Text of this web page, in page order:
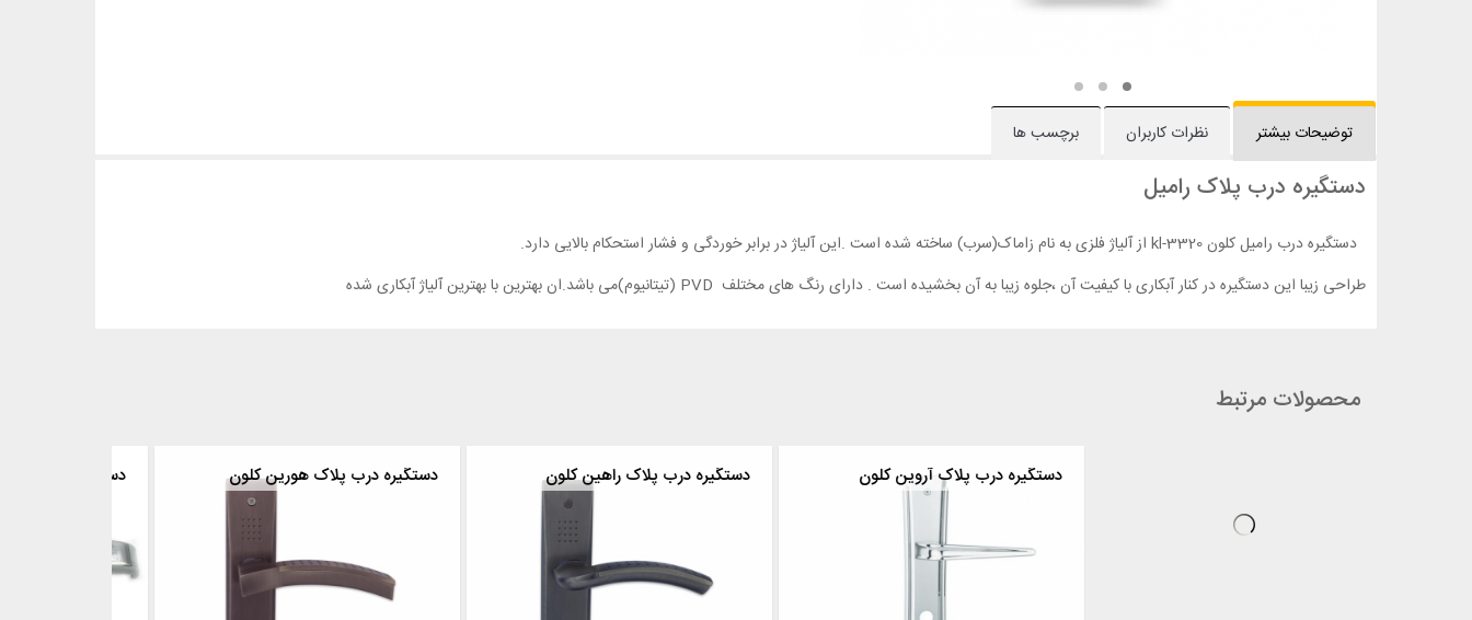
توضیحات بیشتر نظرات کاربران برچسب ها
دستگیره درب پلاک رامیل
دستگیره درب رامیل کلون kl-3320 از آلیاژ فلزی به نام زاماک(سرب) ساخته شده است .این آلیاژ در برابر خوردگی و فشار استحکام بالایی دارد.
طراحی زیبا این دستگیره در کنار آبکاری با کیفیت آن ،جلوه زیبا به آن بخشیده است . دارای رنگ های مختلف PVD (تیتانیوم)می باشد.ان بهترین با بهترین آلیاژ آبکاری شده
محصولات مرتبط
دستگیره درب پلاک هورین کلون دستگیره درب پلاک راهین کلون دستگیره درب پلاک آروین کلون